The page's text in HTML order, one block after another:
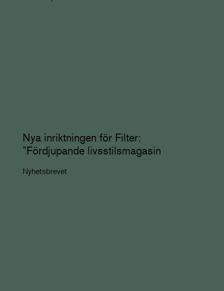
Nya inriktningen för Filter:
”Fördjupande livsstilsmagasin
Nyhetsbrevet